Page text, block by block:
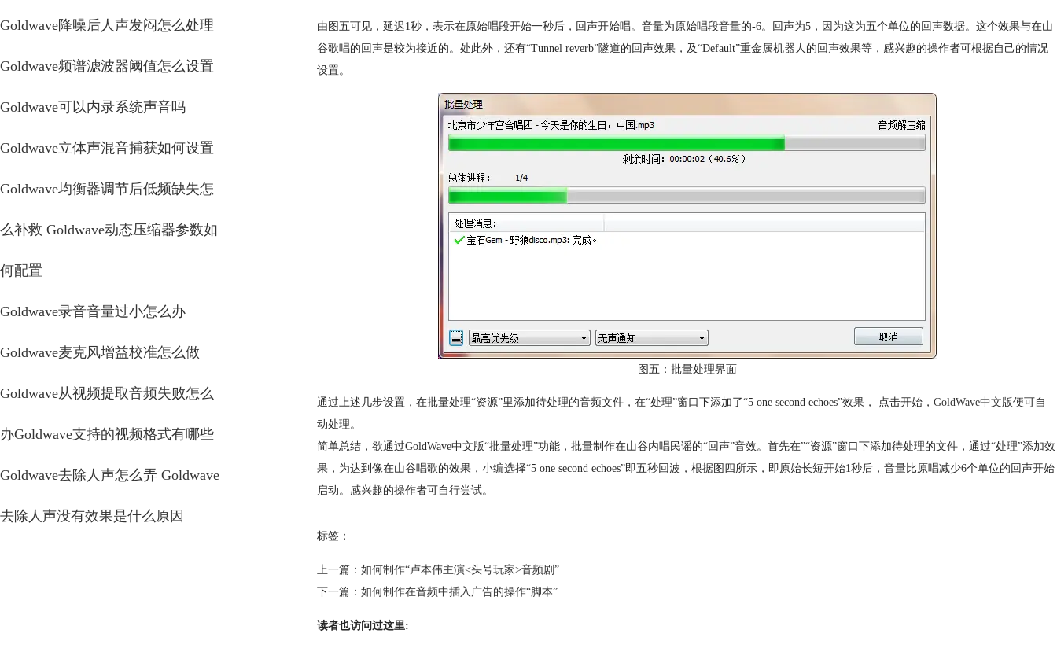
Goldwave降噪后人声发闷怎么处理
Goldwave频谱滤波器阈值怎么设置
Goldwave可以内录系统声音吗
Goldwave立体声混音捕获如何设置
Goldwave均衡器调节后低频缺失怎
么补救 Goldwave动态压缩器参数如
何配置
Goldwave录音音量过小怎么办
Goldwave麦克风增益校准怎么做
Goldwave从视频提取音频失败怎么
办Goldwave支持的视频格式有哪些
Goldwave去除人声怎么弄 Goldwave
去除人声没有效果是什么原因
由图五可见，延迟1秒，表示在原始唱段开始一秒后，回声开始唱。音量为原始唱段音量的-6。回声为5，因为这为五个单位的回声数据。这个效果与在山
谷歌唱的回声是较为接近的。处此外，还有“Tunnel reverb”隧道的回声效果，及“Default”重金属机器人的回声效果等，感兴趣的操作者可根据自己的情况
设置。
图五：批量处理界面
通过上述几步设置，在批量处理“资源”里添加待处理的音频文件，在“处理”窗口下添加了“5 one second echoes”效果， 点击开始，GoldWave中文版便可自
动处理。
简单总结，欲通过GoldWave中文版“批量处理”功能，批量制作在山谷内唱民谣的“回声”音效。首先在”“资源”窗口下添加待处理的文件，通过“处理”添加效
果，为达到像在山谷唱歌的效果，小编选择“5 one second echoes”即五秒回波，根据图四所示，即原始长短开始1秒后，音量比原唱减少6个单位的回声开始
启动。感兴趣的操作者可自行尝试。
标签：
上一篇：如何制作“卢本伟主演<头号玩家>音频剧”
下一篇：如何制作在音频中插入广告的操作“脚本”
读者也访问过这里: